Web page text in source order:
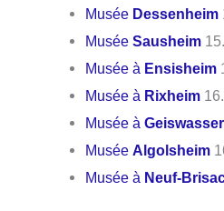
Musée Dessenheim
MuséeSausheim
Musée à Ensisheim
Musée à Rixheim
Musée àGeiswasser
MuséeAlgolsheim
Musée à Neuf-